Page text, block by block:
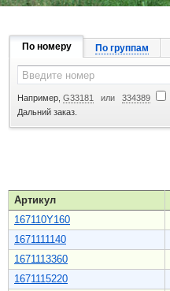
По номеру По группам
Например, G33181 или 334389
Дальний заказ.
Артикул
167110Y160
1671111140
1671113360
1671115220